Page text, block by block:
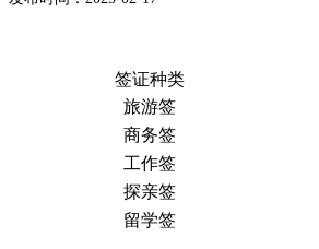
签证种类
旅游签
商务签
工作签
探亲签
留学签